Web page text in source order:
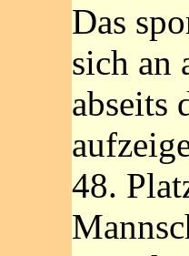
Das
sich an
abseits
48.